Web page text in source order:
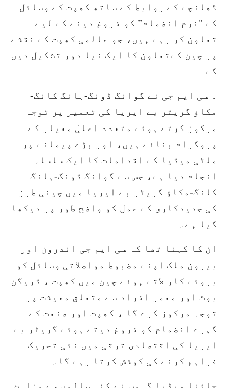
ڈھانچے کے روابط کے ساتھ کھپت کے وسائل
کے "نرم انضمام” کو فروغ دینے کے لیے
تعاون کر رہے ہیں، جو عالمی کھپت کے نقشے
پر چین کےتعاون کا ایک نیا دور تشکیل دیں
گے
۔ سی ایم جی نے گوانگ ڈونگ-ہانگ کانگ-
مکاؤ گریٹر بے ایریا کی تعمیر پر توجہ
مرکوز کرتے ہوئے متعدد اعلیٰ معیار کے
پروگرام بنائے ہیں، اور بڑے پیمانے پر
ملٹی میڈیا کے اقدامات کا ایک سلسلہ
انجام دیا ہے، جس سے گوانگ ڈونگ-ہانگ
کانگ-مکاؤ گریٹر بے ایریا میں چینی طرز
کی جدیدکاری کے عمل کو واضح طور پر دیکھا
گیا ہے۔
ان کا کہنا تھا کہ سی ایم جی اندرون اور
بیرون ملک اپنے مضبوط مواصلاتی وسائل کو
بروئے کار لاتے ہوئے چین میں کھپت ، ڈریگن
بوٹ اور معمر افراد سے متعلق معیشت پر
توجہ مرکوز کرے گا ، کھپت اور صنعت کے
گہرے انضمام کو فروغ دیتے ہوئے گریٹر بے
ایریا کی اقتصادی ترقی میں نئی تحریک
فراہم کرنے کی کوشش کرتا رہے گا۔
چائنا میڈیا گروپ نے کئی سالوں سے وزارت